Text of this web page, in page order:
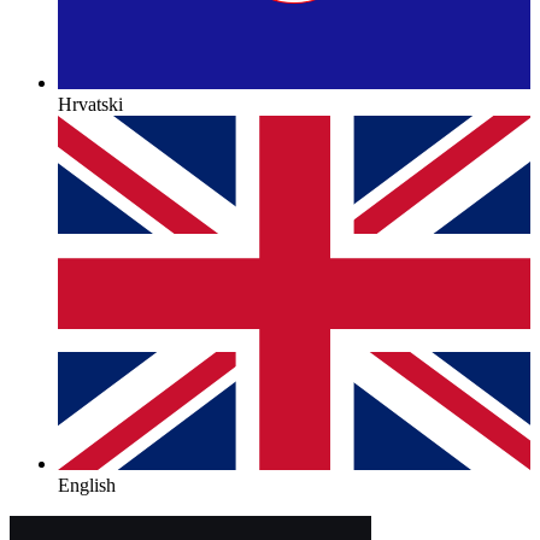
Hrvatski
English